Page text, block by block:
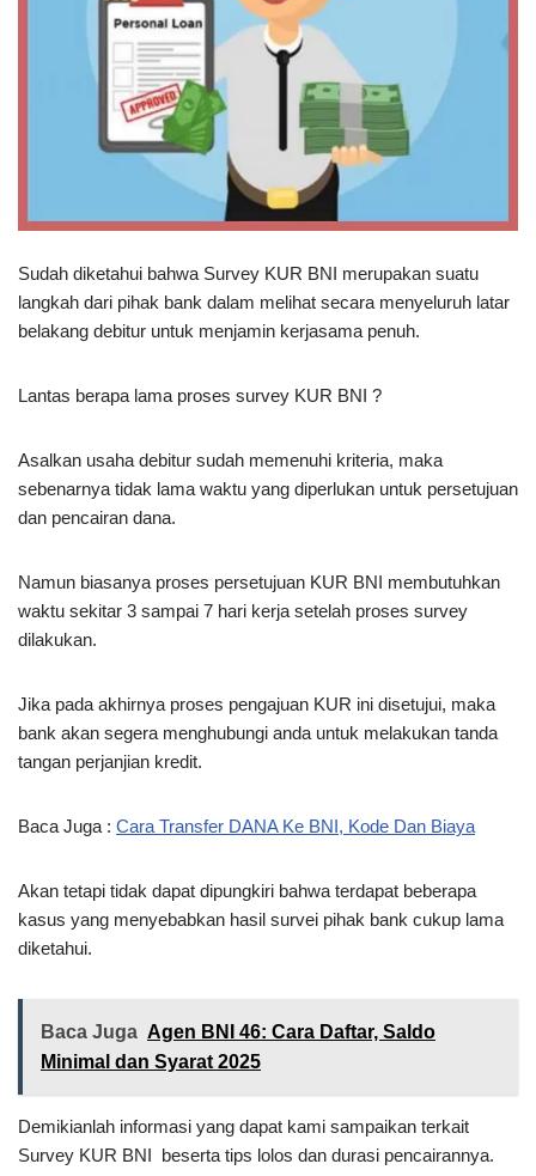
Sudah diketahui bahwa Survey KUR BNI merupakan suatu
langkah dari pihak bank dalam melihat secara menyeluruh latar
belakang debitur untuk menjamin kerjasama penuh.
Lantas berapa lama proses survey KUR BNI ?
Asalkan usaha debitur sudah memenuhi kriteria, maka
sebenarnya tidak lama waktu yang diperlukan untuk persetujuan
dan pencairan dana.
Namun biasanya proses persetujuan KUR BNI membutuhkan
waktu sekitar 3 sampai 7 hari kerja setelah proses survey
dilakukan.
Jika pada akhirnya proses pengajuan KUR ini disetujui, maka
bank akan segera menghubungi anda untuk melakukan tanda
tangan perjanjian kredit.
Baca Juga : Cara Transfer DANA Ke BNI, Kode Dan Biaya
Akan tetapi tidak dapat dipungkiri bahwa terdapat beberapa
kasus yang menyebabkan hasil survei pihak bank cukup lama
diketahui.
Baca Juga Agen BNI 46: Cara Daftar, Saldo
Minimal dan Syarat 2025
Demikianlah informasi yang dapat kami sampaikan terkait
Survey KUR BNI beserta tips lolos dan durasi pencairannya.